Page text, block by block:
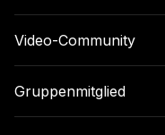
Video-Community
Gruppenmitglied